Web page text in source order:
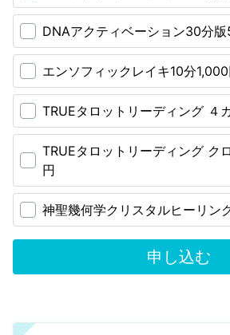
DNAアクティベーション30分
エンソフィックレイキ10分
TRUEタロットリーディング ４
TRUEタロットリーディング
円
神聖幾何学クリスタルヒーリン
申し込む